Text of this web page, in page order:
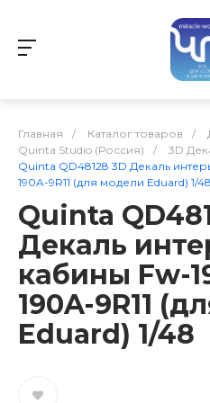
Главная / Каталог товаров /
Quinta Studio (Россия)
/ 3D
Quinta QD48128 3D Декаль
190A-9R11 (для модели Eduard) 1/48
Quinta
Декаль
кабины Fw-
190A-9R11
Eduard) 1/48